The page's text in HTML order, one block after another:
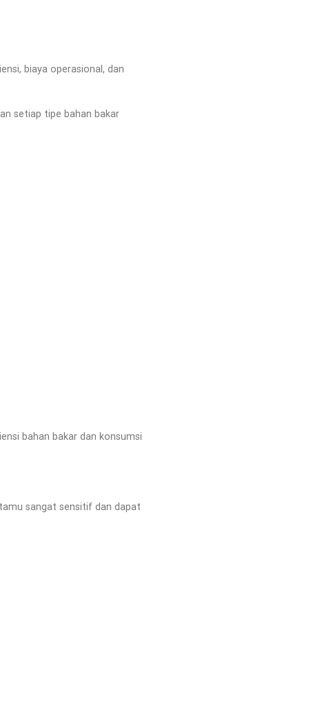
biaya operasional, dan
setiap tipe bahan bakar
bahan bakar dan konsumsi
sangat sensitif dan dapat